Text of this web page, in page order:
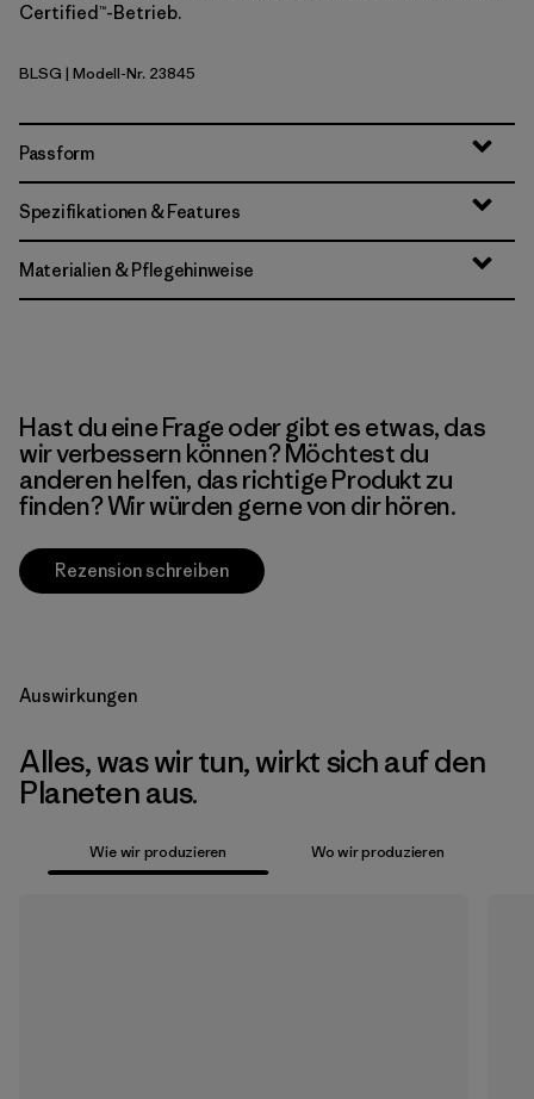
Certified™-Betrieb.
Blue Sage
BLSG | Modell-Nr. 23845
Passform
Spezifikationen & Features
Materialien & Pflegehinweise
Hast du eine Frage oder gibt es etwas, das
wir verbessern können? Möchtest du
anderen helfen, das richtige Produkt zu
finden? Wir würden gerne von dir hören.
Rezension schreiben
Auswirkungen
Alles, was wir tun, wirkt sich auf den
Planeten aus.
Wie wir produzieren Wo wir produzieren